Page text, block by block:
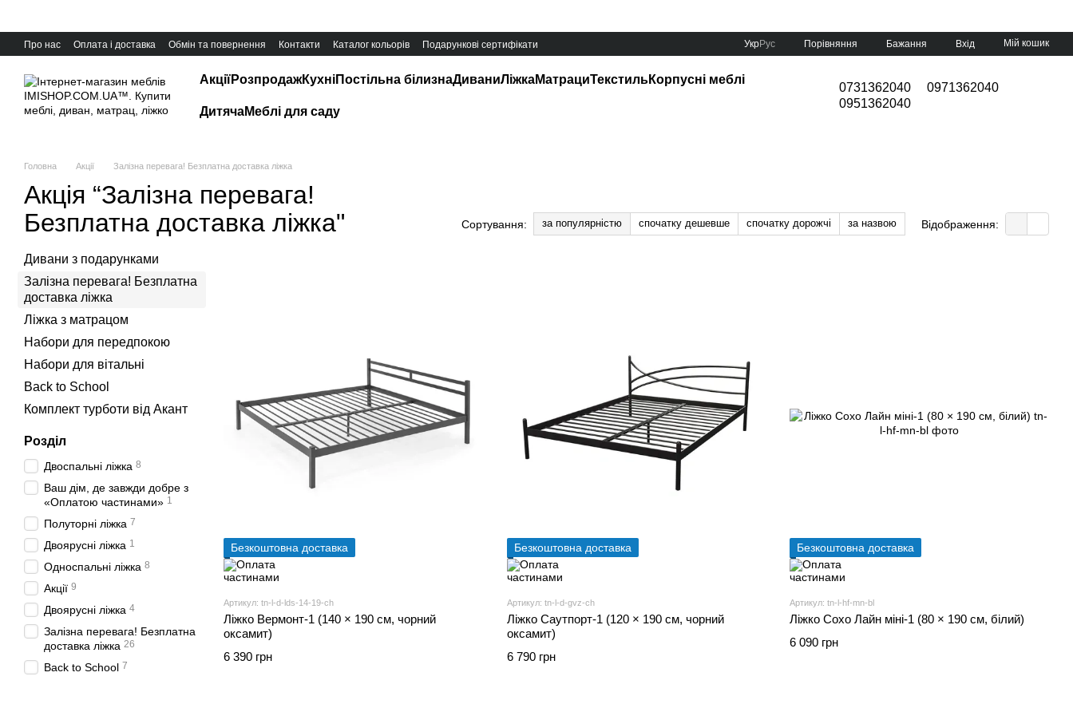
Про нас Оплата і доставка Обмін та повернення Контакти Каталог кольорів Подарункові сертифікати УкрРус Порівняння Бажання Вхід Мій кошик
АкціїРозпродажКухніПостільна білизнаДиваниЛіжкаМатрациТекстильКорпусні меблі
ДитячаМеблі для саду
0731362040
0971362040
0951362040
Головна Акції Залізна перевага! Безплатна доставка ліжка
Акція “Залізна перевага!
Безплатна доставка ліжка"
Сортування: за популярністю спочатку дешевше спочатку дорожчі за назвою Відображення:
Безкоштовна доставка
Артикул: tn-l-d-lds-14-19-ch
Ліжко Вермонт-1 (140 × 190 см, чорний
оксамит)
6 390 грн
Безкоштовна доставка
Артикул: tn-l-d-gvz-ch
Ліжко Саутпорт-1 (120 × 190 см, чорний
оксамит)
6 790 грн
Безкоштовна доставка
Артикул: tn-l-hf-mn-bl
Ліжко Сохо Лайн міні-1 (80 × 190 см, білий)
6 090 грн
Дивани з подарунками
Залізна перевага! Безплатна
доставка ліжка
Ліжка з матрацом
Набори для передпокою
Набори для вітальні
Back to School
Комплект турботи від Акант
Розділ
Двоспальні ліжка 8
Ваш дім, де завжди добре з
«Оплатою частинами» 1
Полуторні ліжка 7
Двоярусні ліжка 1
Односпальні ліжка 8
Акції 9
Двоярусні ліжка 4
Залізна перевага! Безплатна
доставка ліжка 26
Back to School 7